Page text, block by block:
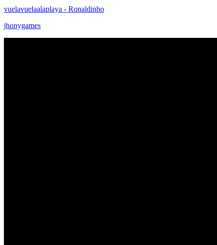
vuelavuelaalaplaya - Ronaldinho
jhonygames